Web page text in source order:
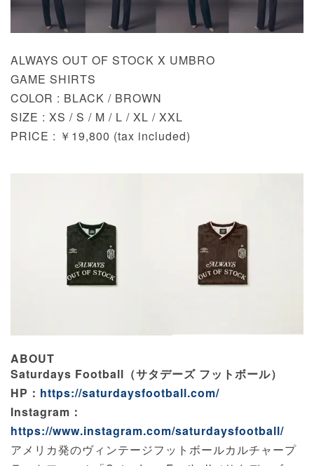
ALWAYS OUT OF STOCK X UMBRO
GAME SHIRTS
COLOR : BLACK / BROWN
SIZE : XS / S / M / L / XL / XXL
PRICE : ￥19,800 (tax included)
ABOUT
Saturdays Football（サタデーズ フットボール）
HP： https://saturdaysfootball.com/
Instagram：
https://www.instagram.com/saturdaysfootball/
アメリカ発のヴィンテージフットボールカルチャープ